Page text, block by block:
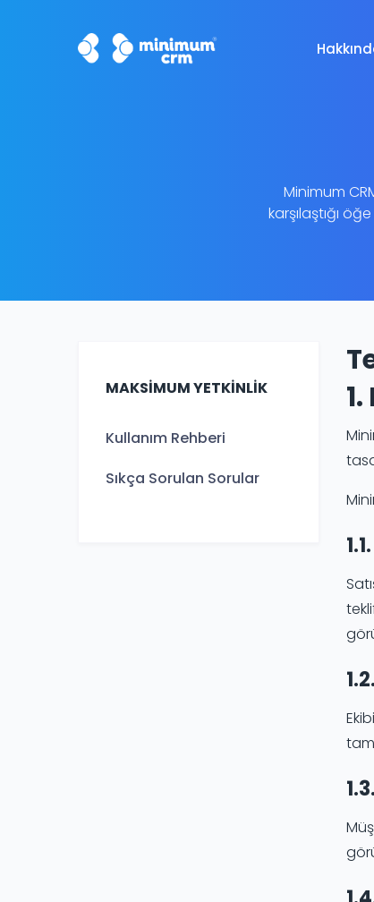
Minimum
karşılaştığı
MAKSİMUM YETKİNLİK
Kullanım Rehberi
Sıkça Sorulan Sorular